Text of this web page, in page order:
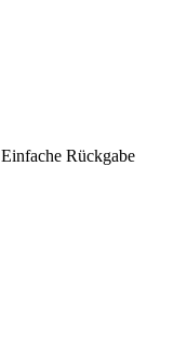
Einfache Rückgabe